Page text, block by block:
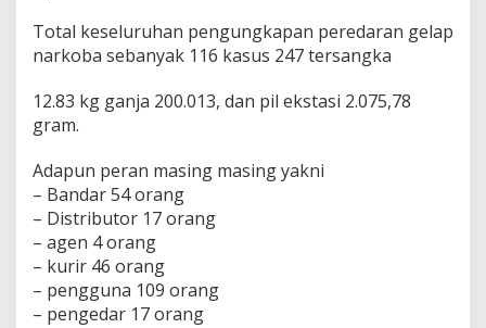
Total keseluruhan pengungkapan peredaran gelap
narkoba sebanyak 116 kasus 247 tersangka
12.83 kg ganja 200.013, dan pil ekstasi 2.075,78
gram.
Adapun peran masing masing yakni
– Bandar 54 orang
– Distributor 17 orang
– agen 4 orang
– kurir 46 orang
– pengguna 109 orang
– pengedar 17 orang